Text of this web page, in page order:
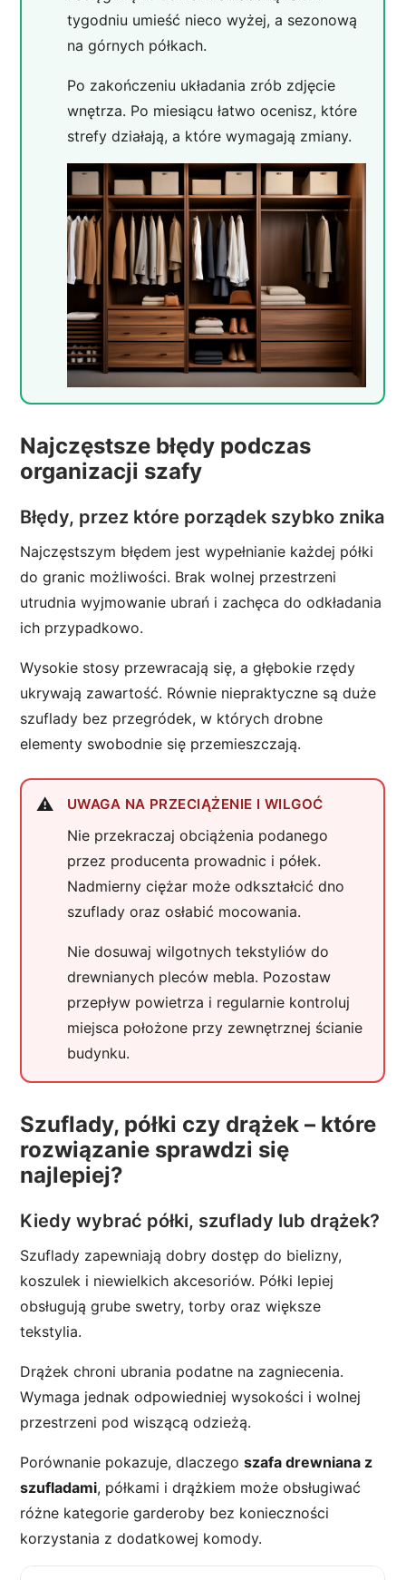
tygodniu umieść nieco wyżej, a sezonową
na górnych półkach.
Po zakończeniu układania zrób zdjęcie
wnętrza. Po miesiącu łatwo ocenisz, które
strefy działają, a które wymagają zmiany.
Najczęstsze błędy podczas
organizacji szafy
Błędy, przez które porządek szybko znika
Najczęstszym błędem jest wypełnianie każdej półki
do granic możliwości. Brak wolnej przestrzeni
utrudnia wyjmowanie ubrań i zachęca do odkładania
ich przypadkowo.
Wysokie stosy przewracają się, a głębokie rzędy
ukrywają zawartość. Równie niepraktyczne są duże
szuflady bez przegródek, w których drobne
elementy swobodnie się przemieszczają.
UWAGA NA PRZECIĄŻENIE I WILGOĆ
Nie przekraczaj obciążenia podanego
przez producenta prowadnic i półek.
Nadmierny ciężar może odkształcić dno
szuflady oraz osłabić mocowania.
Nie dosuwaj wilgotnych tekstyliów do
drewnianych pleców mebla. Pozostaw
przepływ powietrza i regularnie kontroluj
miejsca położone przy zewnętrznej ścianie
budynku.
Szuflady, półki czy drążek – które
rozwiązanie sprawdzi się
najlepiej?
Kiedy wybrać półki, szuflady lub drążek?
Szuflady zapewniają dobry dostęp do bielizny,
koszulek i niewielkich akcesoriów. Półki lepiej
obsługują grube swetry, torby oraz większe
tekstylia.
Drążek chroni ubrania podatne na zagniecenia.
Wymaga jednak odpowiedniej wysokości i wolnej
przestrzeni pod wiszącą odzieżą.
Porównanie pokazuje, dlaczegoszafa drewniana z
szufladami, półkami i drążkiem może obsługiwać
różne kategorie garderoby bez konieczności
korzystania z dodatkowej komody.